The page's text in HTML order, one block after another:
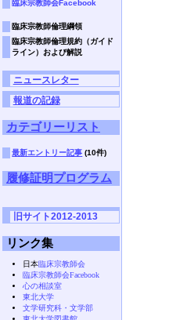
臨床宗教師会Facebook
臨床宗教師倫理綱領
臨床宗教師倫理規約（ガイド
ライン）および解説
ニュースレター
報道の記録
カテゴリーリスト
最新エントリー記事 (10件)
履修証明プログラム
旧サイト2012-2013
リンク集
日本臨床宗教師会
臨床宗教師会Facebook
心の相談室
東北大学
文学研究科・文学部